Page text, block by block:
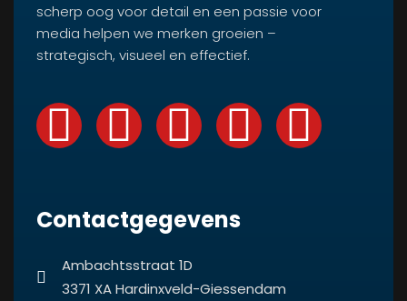
scherp oog voor detail en een passie voor
media helpen we merken groeien –
strategisch, visueel en effectief.
Contactgegevens
Ambachtsstraat 1D
3371 XA Hardinxveld-Giessendam